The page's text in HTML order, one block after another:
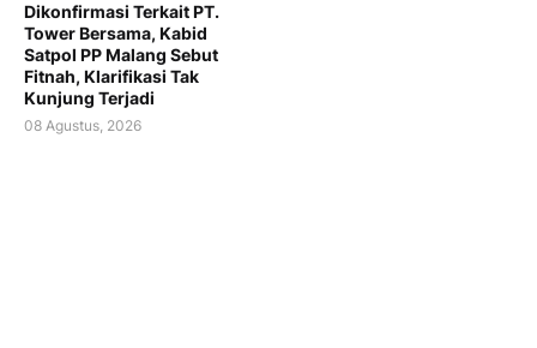
Dikonfirmasi Terkait PT.
Tower Bersama, Kabid
Satpol PP Malang Sebut
Fitnah, Klarifikasi Tak
Kunjung Terjadi
08 Agustus, 2026